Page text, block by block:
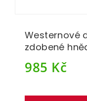
Westernové
zdobené
985 Kč